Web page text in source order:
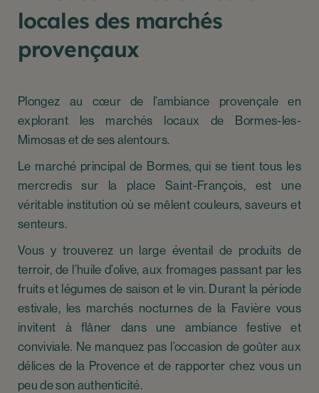
locales des marchés
provençaux
Plongez au cœur de l’ambiance provençale en
explorant les marchés locaux de Bormes-les-
Mimosas et de ses alentours.
Le marché principal de Bormes, qui se tient tous les
mercredis sur la place Saint-François, est une
véritable institution où se mêlent couleurs, saveurs et
senteurs.
Vous y trouverez un large éventail de produits de
terroir, de l’huile d’olive, aux fromages passant par les
fruits et légumes de saison et le vin. Durant la période
estivale, les marchés nocturnes de la Favière vous
invitent à flâner dans une ambiance festive et
conviviale. Ne manquez pas l’occasion de goûter aux
délices de la Provence et de rapporter chez vous un
peu de son authenticité.